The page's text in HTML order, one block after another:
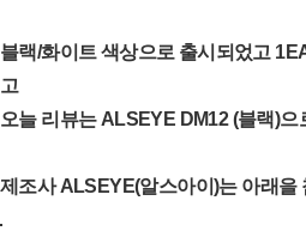
블랙/화이트 색상으로 출시되었고
고
오늘 리뷰는 ALSEYE DM12 (블랙)으
제조사 ALSEYE(알스아이)는 아래을